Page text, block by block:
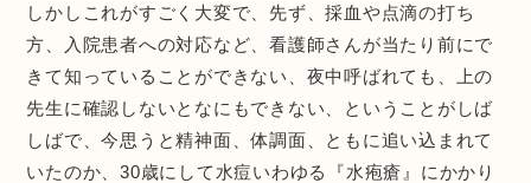
しかしこれがすごく大変で、先ず、採血や点滴の打ち
方、入院患者への対応など、看護師さんが当たり前にで
きて知っていることができない、夜中呼ばれても、上の
先生に確認しないとなにもできない、ということがしば
しばで、今思うと精神面、体調面、ともに追い込まれて
いたのか、30歳にして水痘いわゆる『水疱瘡』にかかり